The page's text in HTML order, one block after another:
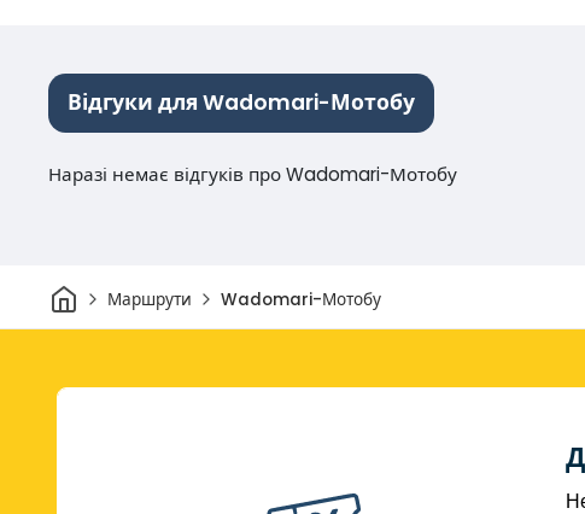
Відгуки для Wadomari-Мотобу
Наразі немає відгуків про Wadomari-Мотобу
Дім Маршрути Wadomari-Мотобу